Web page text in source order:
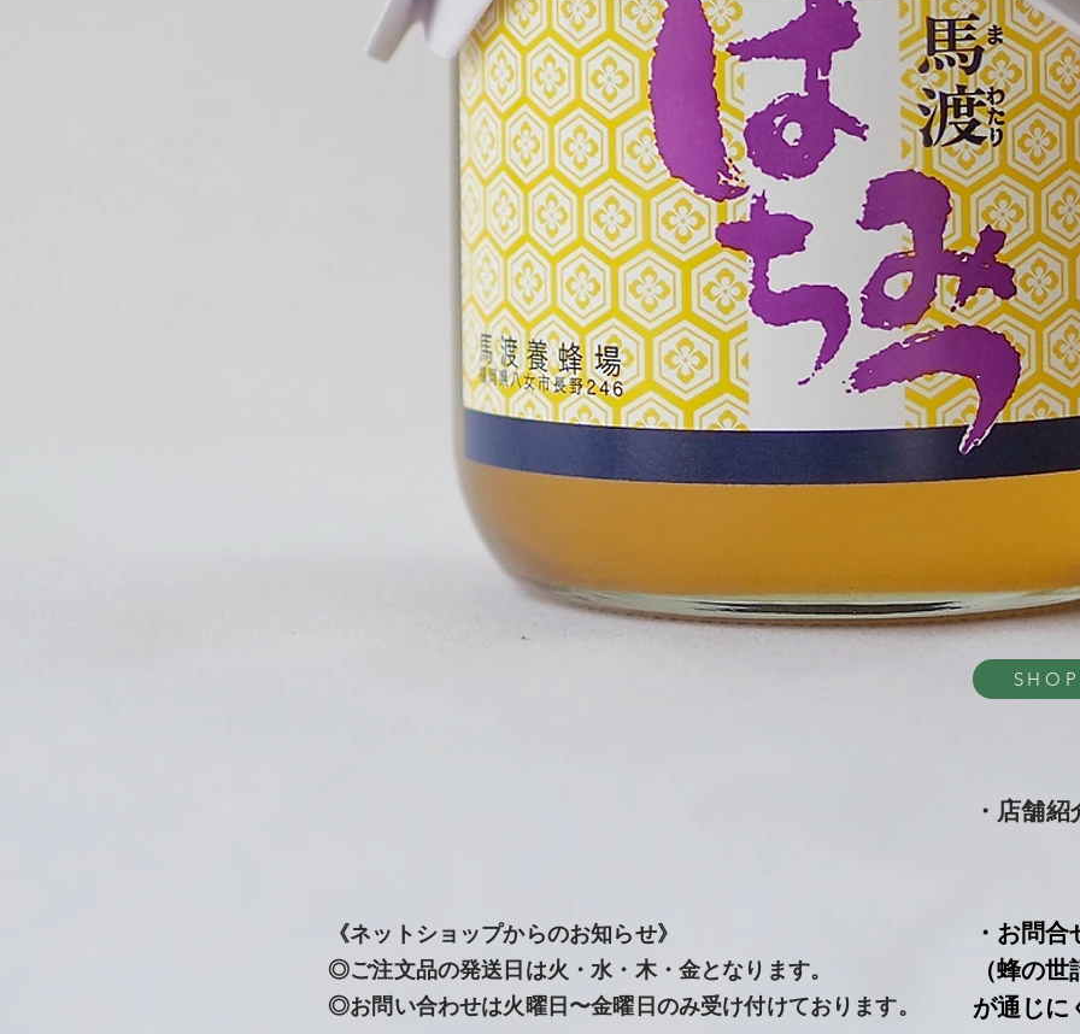
SHOP
・店舗紹
《ネットショップからのお知らせ》
◎ご注文品の発送日は火・水・木・金となります。
◎お問い合わせは火曜日〜金曜日のみ受け付けております。
・お問
（蜂の
が通じに